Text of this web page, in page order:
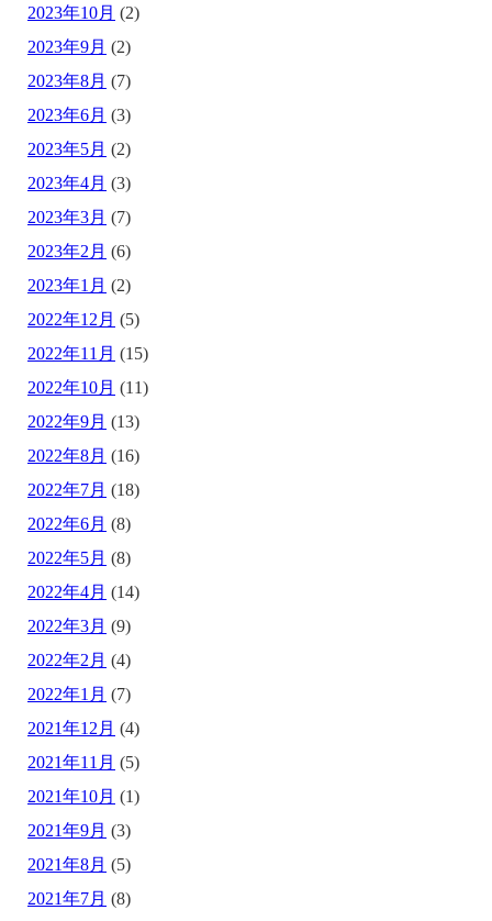
2023年10月 (2)
2023年9月 (2)
2023年8月 (7)
2023年6月 (3)
2023年5月 (2)
2023年4月 (3)
2023年3月 (7)
2023年2月 (6)
2023年1月 (2)
2022年12月 (5)
2022年11月 (15)
2022年10月 (11)
2022年9月 (13)
2022年8月 (16)
2022年7月 (18)
2022年6月 (8)
2022年5月 (8)
2022年4月 (14)
2022年3月 (9)
2022年2月 (4)
2022年1月 (7)
2021年12月 (4)
2021年11月 (5)
2021年10月 (1)
2021年9月 (3)
2021年8月 (5)
2021年7月 (8)